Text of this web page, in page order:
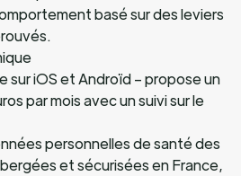
basé sur des leviers
sur iOS et Androïd – propose un
par mois avec un suivi sur le
personnelles de santé des
et sécurisées en France,